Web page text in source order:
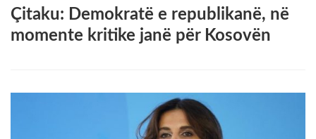
Çitaku: Demokratë e republikanë, në
momente kritike janë për Kosovën